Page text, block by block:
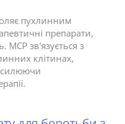
пухлинним
препарати,
зв'язується з
клітинах,